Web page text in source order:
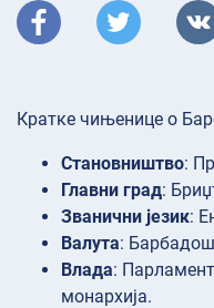
Кратке чињенице о
Становништво:
Главни град:
Званични језик:
Валута:
Влада:
монархија.